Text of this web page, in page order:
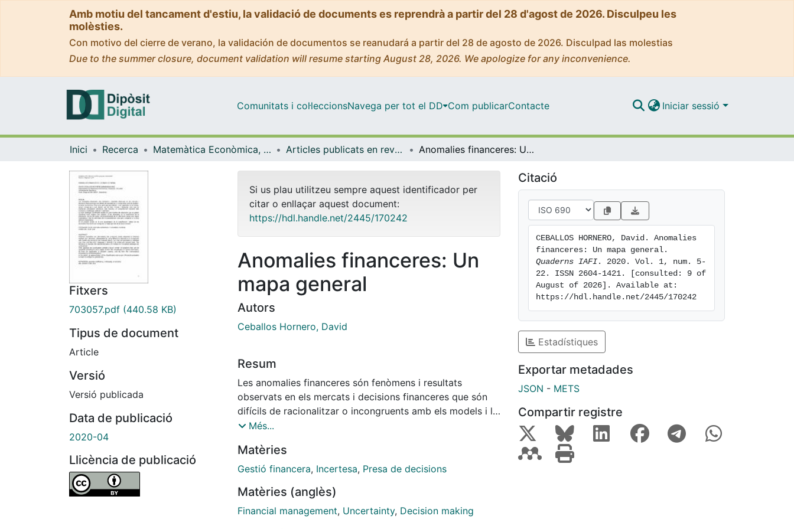
Amb motiu del tancament d'estiu, la validació de documents es reprendrà a partir del 28 d'agost de 2026. Disculpeu les
molèsties.
Con motivo del cierre de verano, la validación de documentos se reanudará a partir del 28 de agosto de 2026. Disculpad las molestias
Due to the summer closure, document validation will resume starting August 28, 2026. We apologize for any inconvenience.
Comunitats i col·leccionsNavega per tot el DD Com publicarContacte Iniciar sessió
Inici Recerca Matemàtica Econòmica, Financera i Actuarial Articles publicats en revistes (Matemàtica Econòmica, Financera i Actuarial) Anomalies financeres: Un mapa general
Fitxers
703057.pdf (440.58 KB)
Tipus de document
Article
Versió
Versió publicada
Data de publicació
2020-04
Llicència de publicació
Si us plau utilitzeu sempre aquest identificador per
citar o enllaçar aquest document:
https://hdl.handle.net/2445/170242
Anomalies financeres: Un
mapa general
Autors
Ceballos Hornero, David
Resum
Les anomalies financeres són fenòmens i resultats
observats en els mercats i decisions financeres que són
difícils de racionalitzar o incongruents amb els models i la
teoria econòmica i financera, però que persisteixen o es
per les lleis d'oferta i demanda, sinó que es mantenen
contradient l'eficiència dels mercats, el comportament
La seva tipologia i justificació abasta un gran nombre de
situacions que es poden classificar entre segons tres
Més...
Matèries
Gestió financera, Incertesa, Presa de decisions
Matèries (anglès)
Financial management, Uncertainty, Decision making
Citació
CEBALLOS HORNERO, David. Anomalies
Quaderns IAFI . 2020. Vol. 1, num. 5-
22. ISSN 2604-1421. [consulted: 9 of
August of 2026]. Available at:
https://hdl.handle.net/2445/170242
Estadístiques
Exportar metadades
JSON - METS
Compartir registre